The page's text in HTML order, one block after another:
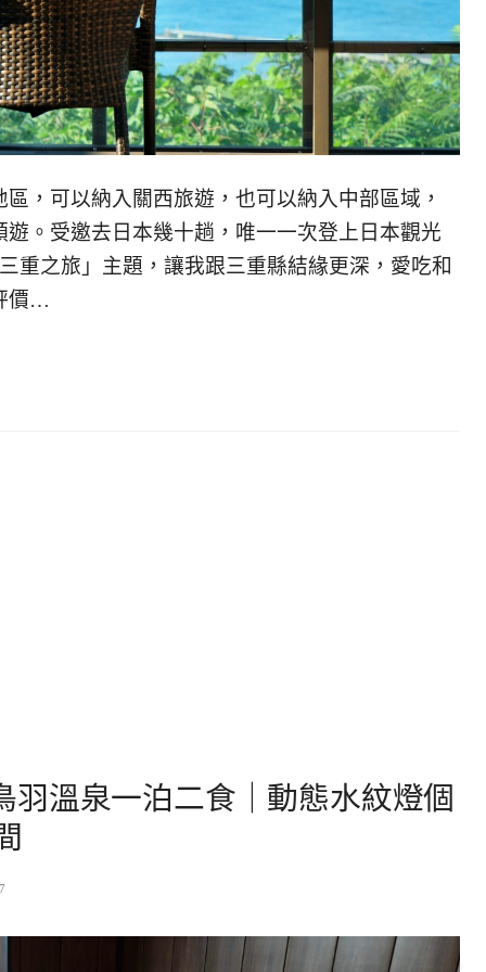
，可以納入關西旅遊，也可以納入中部區域，
。受邀去日本幾十趟，唯一一次登上日本觀光
重之旅」主題，讓我跟三重縣結緣更深，愛吃和
價…
羽溫泉一泊二食｜動態水紋燈個